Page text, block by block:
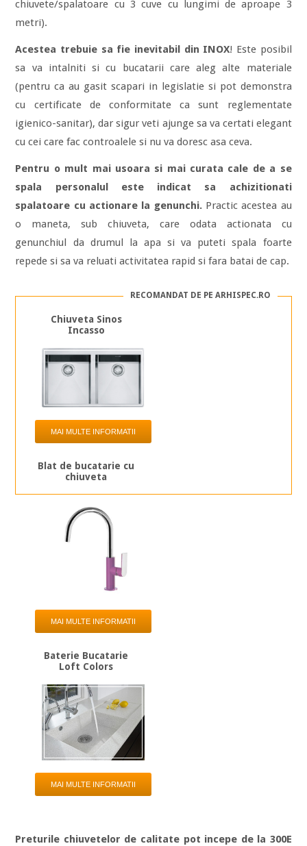
chiuvete/spalatoare cu 3 cuve cu lungimi de aproape 3
metri).
Acestea trebuie sa fie inevitabil din INOX! Este posibil
sa va intalniti si cu bucatarii care aleg alte materiale
(pentru ca au gasit scapari in legislatie si pot demonstra
cu certificate de conformitate ca sunt reglementate
igienico-sanitar), dar sigur veti ajunge sa va certati elegant
cu cei care fac controalele si nu va doresc asa ceva.
Pentru o mult mai usoara si mai curata cale de a se
spala personalul este indicat sa achizitionati
spalatoare cu actionare la genunchi. Practic acestea au
o maneta, sub chiuveta, care odata actionata cu
genunchiul da drumul la apa si va puteti spala foarte
repede si sa va reluati activitatea rapid si fara batai de cap.
RECOMANDAT DE PE ARHISPEC.RO
Chiuveta Sinos
Incasso
MAI MULTE INFORMATII
Blat de bucatarie cu
chiuveta
MAI MULTE INFORMATII
Baterie Bucatarie
Loft Colors
MAI MULTE INFORMATII
Preturile chiuvetelor de calitate pot incepe de la 300E